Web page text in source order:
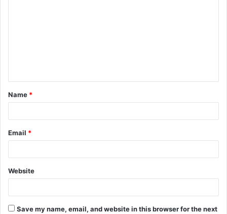
t
*
Name *
Email *
Website
Save my name, email, and website in this browser for the next